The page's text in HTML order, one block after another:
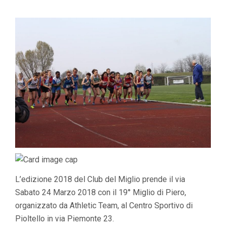
2018
L’edizione 2018 del Club del Miglio prende il via
Sabato 24 Marzo 2018 con il 19° Miglio di Piero,
organizzato da Athletic Team, al Centro Sportivo di
Pioltello in via Piemonte 23.